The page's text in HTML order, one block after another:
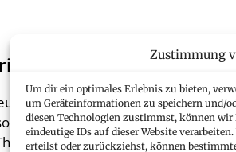
Zustimmung
Um dir ein optimales Erlebnis zu bieten,
um Geräteinformationen zu speichern und/
diesen Technologien zustimmst, können wir
eindeutige IDs auf dieser Website
erteilst oder zurückziehst, können
Personen
beraten Sie zur
im nationalen sowie
wie